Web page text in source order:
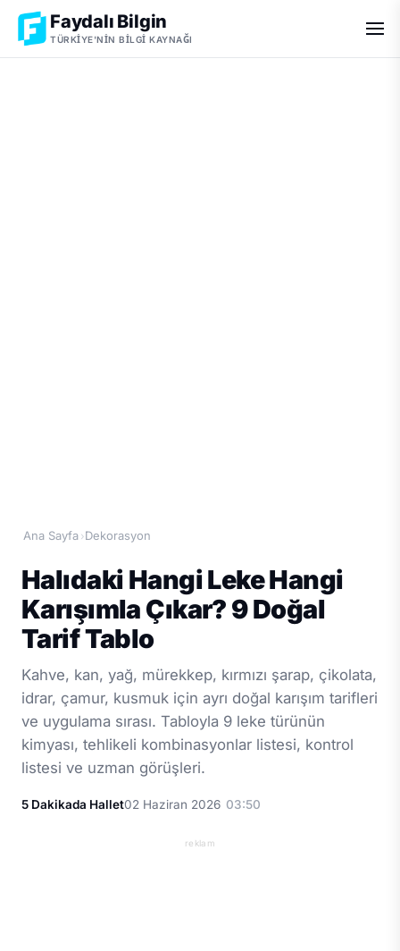
Faydalı Bilgin
TÜRKIYE'NIN BILGI KAYNAĞI
Ana Sayfa ›Dekorasyon
Halıdaki Hangi Leke Hangi
Karışımla Çıkar? 9 Doğal
Tarif Tablo
Kahve, kan, yağ, mürekkep, kırmızı şarap, çikolata,
idrar, çamur, kusmuk için ayrı doğal karışım tarifleri
ve uygulama sırası. Tabloyla 9 leke türünün
kimyası, tehlikeli kombinasyonlar listesi, kontrol
listesi ve uzman görüşleri.
5 Dakikada Hallet02 Haziran 2026 03:50
reklam